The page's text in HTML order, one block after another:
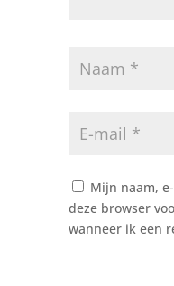
Mijn naam,
deze browser
wanneer ik een